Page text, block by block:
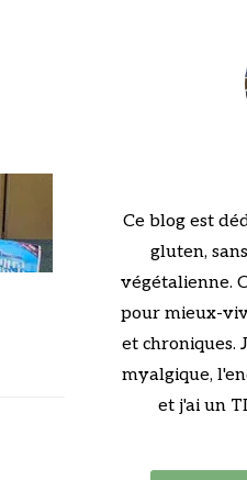
Ce blog est
gluten,
végétalienne.
pour mieux-
et chroniques.
myalgique,
et j'ai un